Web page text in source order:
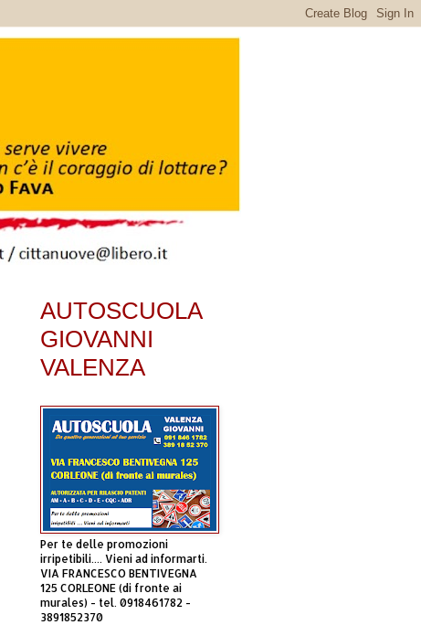
AUTOSCUOLA
GIOVANNI
VALENZA
Per te delle promozioni
irripetibili.... Vieni ad informarti.
VIA FRANCESCO BENTIVEGNA
125 CORLEONE (di fronte ai
murales) - tel. 0918461782 -
3891852370